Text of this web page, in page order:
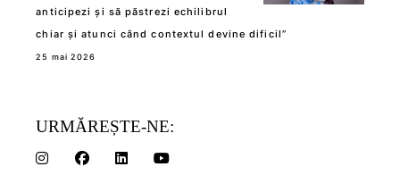
anticipezi și să păstrezi echilibrul
chiar și atunci când contextul devine dificil”
25 mai 2026
URMĂREȘTE-NE: